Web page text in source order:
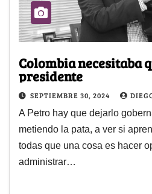
Colombia necesitaba
presidente
SEPTIEMBRE 30, 2024
A Petro hay que dejarlo
metiendo la pata, a ver si
todas que una cosa es hacer
administrar…